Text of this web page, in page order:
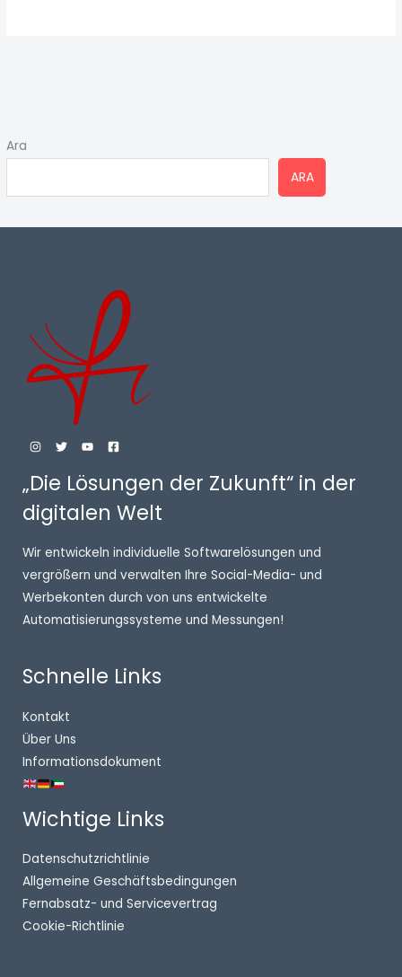
Ara
ARA
„Die Lösungen der Zukunft“ in der
digitalen Welt
Wir entwickeln individuelle Softwarelösungen und
vergrößern und verwalten Ihre Social-Media- und
Werbekonten durch von uns entwickelte
Automatisierungssysteme und Messungen!
Schnelle Links
Kontakt
Über Uns
Informationsdokument
Wichtige Links
Datenschutzrichtlinie
Allgemeine Geschäftsbedingungen
Fernabsatz- und Servicevertrag
Cookie-Richtlinie